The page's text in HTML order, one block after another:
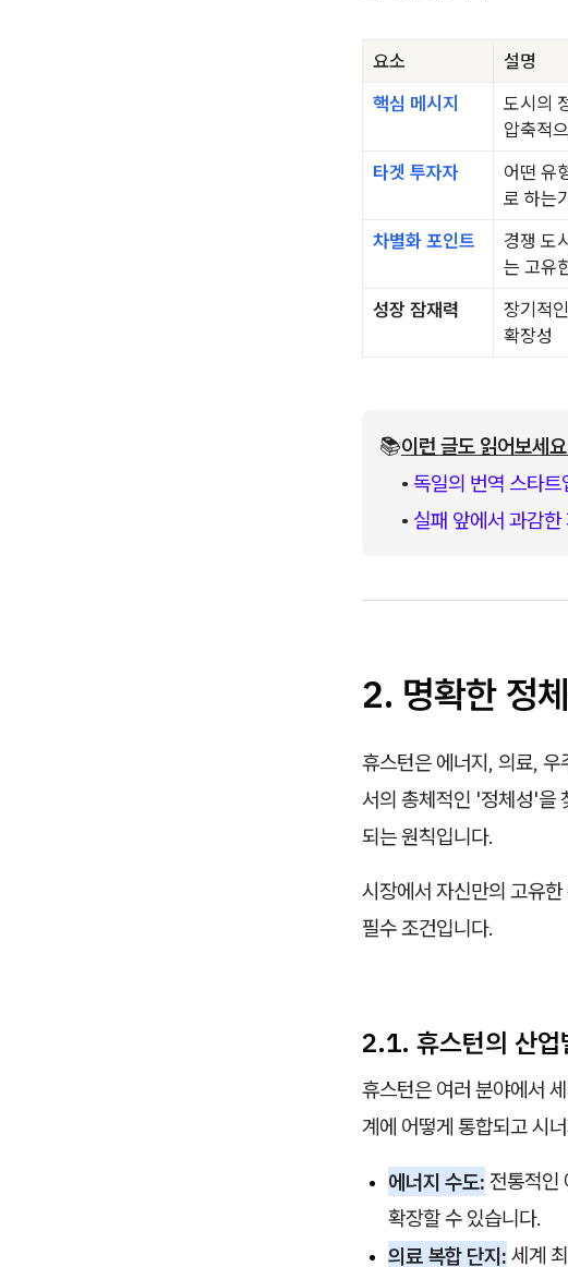
요소 설명
핵심 메시지
도시의
압축적
타겟 투자자
어떤 유
로 하는
차별화 포인트
경쟁 도
는 고유
성장 잠재력
장기적
확장성
📚이런 글도 읽어보세
• 독일의 번역 스타
• 실패 앞에서 과감
2. 명확한 정
휴스턴은 에너지, 의료,
서의 총체적인 '정체성'을
되는 원칙입니다.
시장에서 자신만의 고유
필수 조건입니다.
2.1. 휴스턴의 산업
휴스턴은 여러 분야에서
계에 어떻게 통합되고 시
에너지 수도: 전통적인
확장할 수 있습니다.
의료 복합 단지: 세계